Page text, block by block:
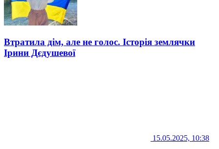
Втратила дім, але не голос. Історія землячки
Ірини Дєдушевої
15.05.2025, 10:38